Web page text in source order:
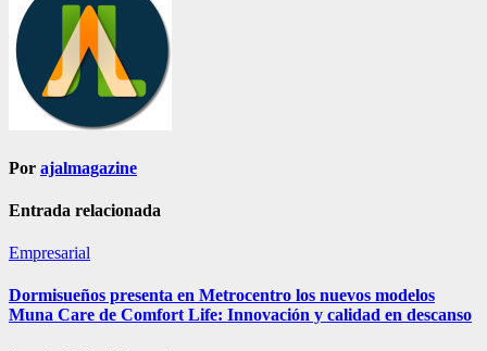
Por ajalmagazine
Entrada relacionada
Empresarial
Dormisueños presenta en Metrocentro los nuevos modelos
Muna Care de Comfort Life: Innovación y calidad en descanso